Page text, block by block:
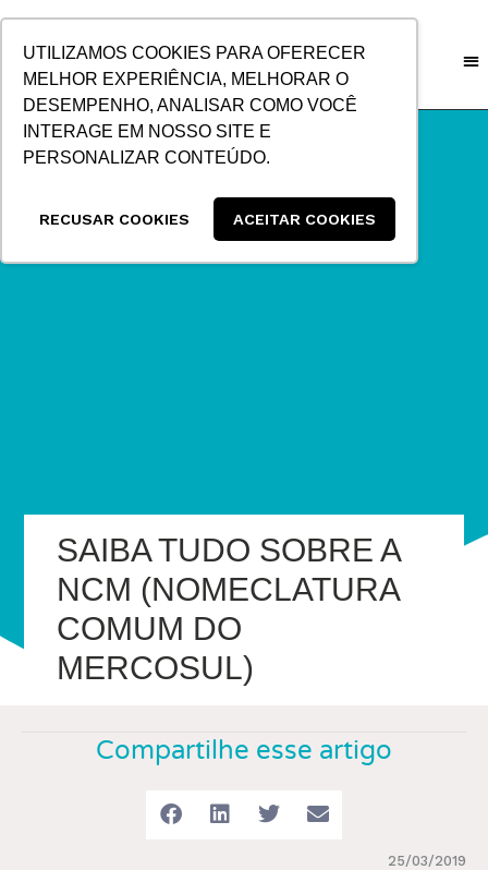
UTILIZAMOS COOKIES PARA OFERECER
MELHOR EXPERIÊNCIA, MELHORAR O
DESEMPENHO, ANALISAR COMO VOCÊ
INTERAGE EM NOSSO SITE E
PERSONALIZAR CONTEÚDO.
RECUSAR COOKIES ACEITAR COOKIES
CONTEÚDO
SAIBA TUDO SOBRE A
NCM (NOMECLATURA
COMUM DO
MERCOSUL)
Compartilhe esse artigo
25/03/2019